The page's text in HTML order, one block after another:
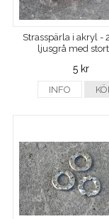
Strasspärla i akryl -
ljusgrå med
5 kr
INFO